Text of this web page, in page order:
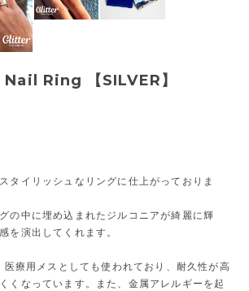
Ring 【SILVER】
タイリッシュなリングに仕上がっておりま
の中に埋め込まれたジルコニアが綺麗に輝
を演出してくれます。
療用メスとしても使われており、耐久性が高
くなっています。また、金属アレルギーを起